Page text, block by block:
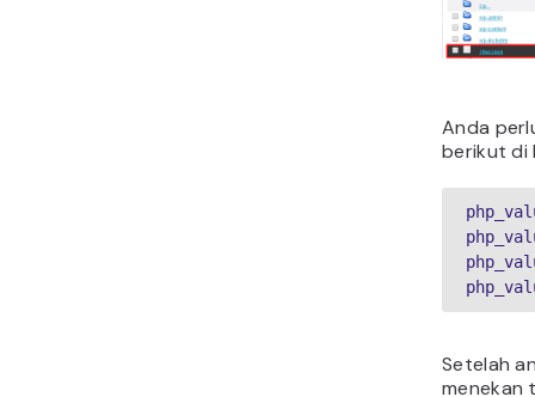
Anda
berikut di
Setelah
menekan